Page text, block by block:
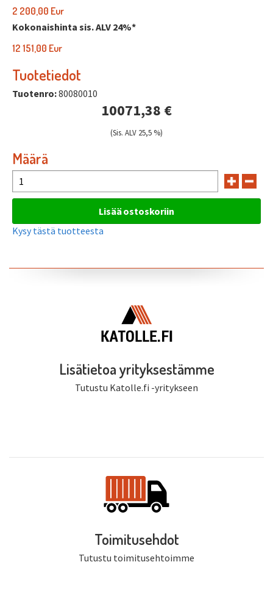
2 200,00 Eur
Kokonaishinta sis. ALV 24%*
12 151,00 Eur
Tuotetiedot
Tuotenro:80080010
10071,38 €
(Sis. ALV 25,5 %)
Määrä
Kysy tästä tuotteesta
Lisätietoa yrityksestämme
Tutustu Katolle.fi -yritykseen
Toimitusehdot
Tutustu toimitusehtoimme